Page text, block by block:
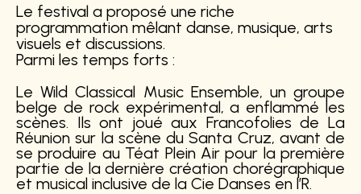
Le festival a proposé une riche
programmation mêlant danse, musique, arts
visuels et discussions.
Parmi les temps forts :
LeWild Classical Music Ensemble, un groupe
belge de rock expérimental, a enflammé les
scènes. Ils ont joué aux Francofolies de La
Réunion sur la scène du Santa Cruz, avant de
se produire au Téat Plein Airpour la première
partie de la dernière création chorégraphique
et musical inclusive de la Cie Danses en l’R.